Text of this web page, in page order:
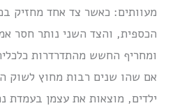
מעוותים: כאשר צד אחד מחזיק
הכספית, והצד השני נותר חסר
ומחריף החשש מהתדרדרות
אם שהו שנים רבות מחוץ לשוק
ילדים, מוצאות את עצמן בעמדת